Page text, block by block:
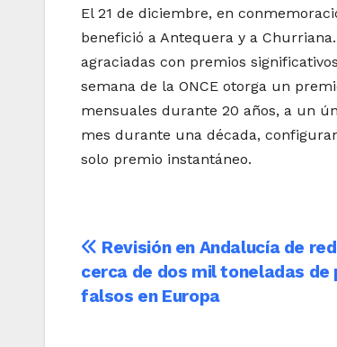
El 21 de diciembre, en
benefició a Antequera y a
agraciadas con premios
semana de la ONCE otorga un
mensuales durante 20 años, a un
mes durante una década,
solo premio instantáneo.
Navegación
de
Revisión en Andalucía de
cerca de dos mil toneladas de
falsos en Europa